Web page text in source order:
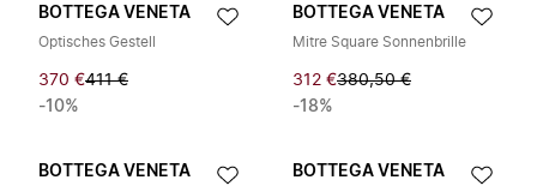
BOTTEGA VENETA
Optisches Gestell
370 €411 €
-10%
BOTTEGA VENETA
Mitre Square Sonnenbrille
312 €380,50 €
-18%
BOTTEGA VENETA BOTTEGA VENETA